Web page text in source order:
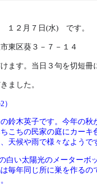
２月７日(水) です。
区葵３－７－１４
ます。当日３句を切短冊
ました。
2）
鈴木英子です。今年の
こちの民家の庭にカー
天候や雨で様々なようで
白い太陽光のメーターボ
毎年同じ所に巣を作る